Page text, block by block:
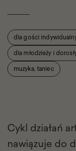
dla gości
dla młodzieży i
muzyka, taniec
Cykl działań
nawiązuje do